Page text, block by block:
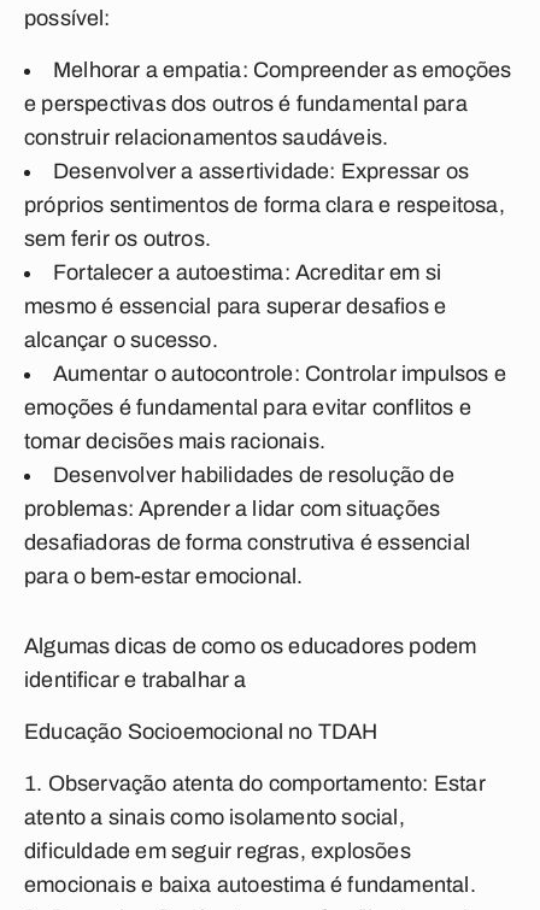
possível:
Melhorar a empatia: Compreender as emoções
e perspectivas dos outros é fundamental para
construir relacionamentos saudáveis.
Desenvolver a assertividade: Expressar os
próprios sentimentos de forma clara e respeitosa,
sem ferir os outros.
Fortalecer a autoestima: Acreditar em si
mesmo é essencial para superar desafios e
alcançar o sucesso.
Aumentar o autocontrole: Controlar impulsos e
emoções é fundamental para evitar conflitos e
tomar decisões mais racionais.
Desenvolver habilidades de resolução de
problemas: Aprender a lidar com situações
desafiadoras de forma construtiva é essencial
para o bem-estar emocional.
Algumas dicas de como os educadores podem
identificar e trabalhar a
Educação Socioemocional no TDAH
Observação atenta do comportamento: Estar
atento a sinais como isolamento social,
dificuldade em seguir regras, explosões
emocionais e baixa autoestima é fundamental.